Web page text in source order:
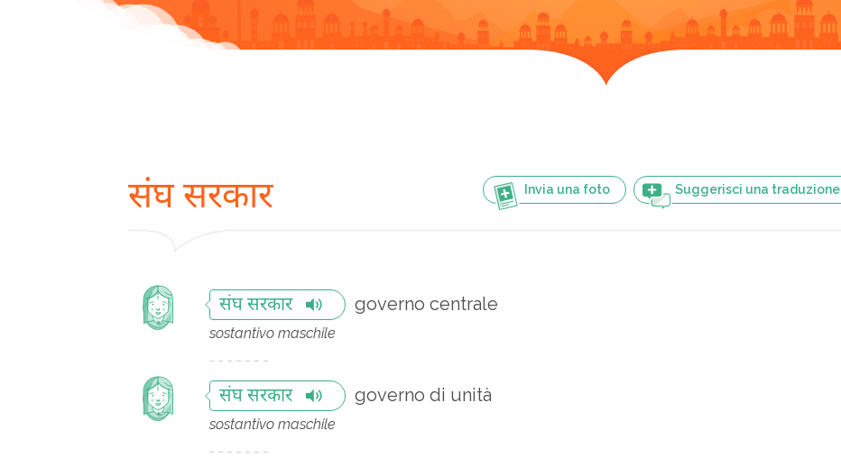
Invia una foto Suggerisci una traduzione
संघ सरकार
संघ सरकार governo centrale
sostantivo maschile
संघ सरकार governo di unità
sostantivo maschile